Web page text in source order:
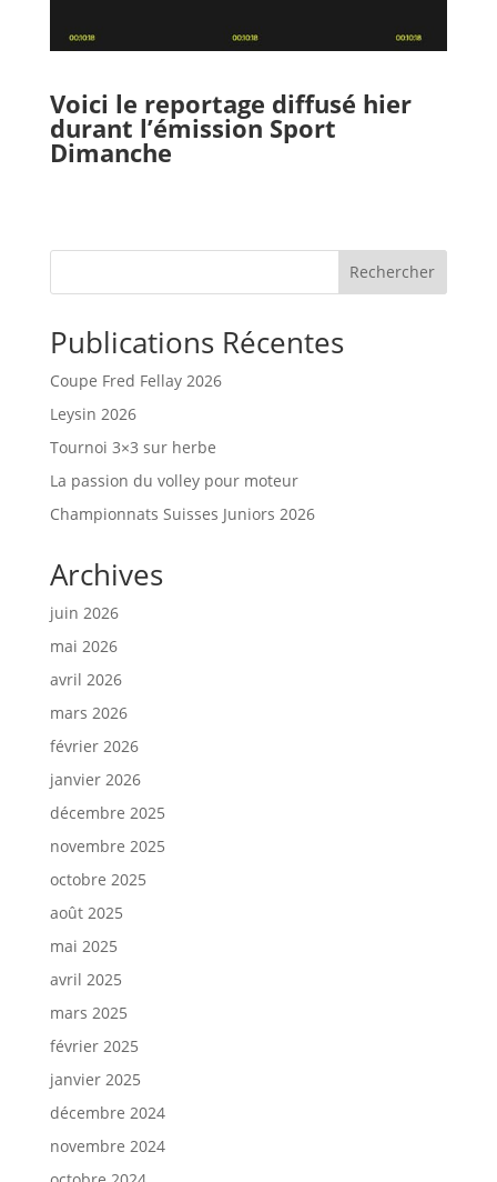
Voici le reportage diffusé hier
durant l’émission Sport
Dimanche
Rechercher
Publications Récentes
Coupe Fred Fellay 2026
Leysin 2026
Tournoi 3×3 sur herbe
La passion du volley pour moteur
Championnats Suisses Juniors 2026
Archives
juin 2026
mai 2026
avril 2026
mars 2026
février 2026
janvier 2026
décembre 2025
novembre 2025
octobre 2025
août 2025
mai 2025
avril 2025
mars 2025
février 2025
janvier 2025
décembre 2024
novembre 2024